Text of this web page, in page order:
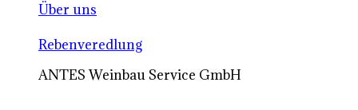
Über uns
Rebenveredlung
ANTES Weinbau Service GmbH